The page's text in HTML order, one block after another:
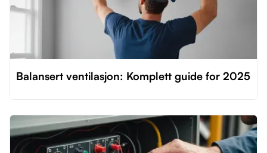
Balansert ventilasjon: Komplett guide for 2025